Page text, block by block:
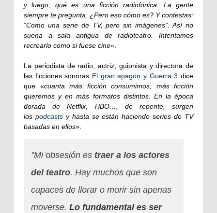
y luego, qué es una ficción radiofónica. La gente
siempre te pregunta: ¿Pero eso cómo es? Y contestas:
“Como una serie de TV, pero sin imágenes”. Así no
suena a sala antigua de radioteatro. Intentamos
recrearlo como si fuese cine».
La periodista de radio, actriz, guionista y directora de
las ficciones sonoras El gran apagón y Guerra 3 dice
que «cuanta más ficción consumimos, más ficción
queremos y en más formatos distintos. En la época
dorada de Netflix, HBO…, de repente, surgen
los podcastsy hasta se están haciendo series de TV
basadas en ellos».
"Mi obsesión es traer a los actores
del teatro. Hay muchos que son
capaces de llorar o morir sin apenas
moverse. Lo fundamental es ser